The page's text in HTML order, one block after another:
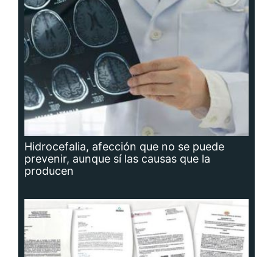
Hidrocefalia, afección que no se puede
prevenir, aunque sí las causas que la
producen